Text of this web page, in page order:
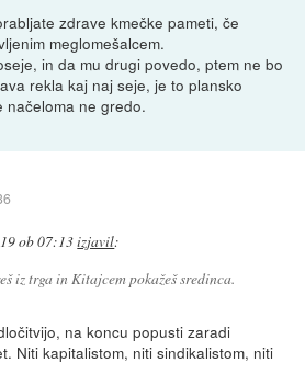
zdrave kmečke pameti, če
meglomešalcem.
in da mu drugi povedo, ptem ne bo
rekla kaj naj seje, je to plansko
načeloma ne gredo.
ob 07:13izjavil:
iz trga in Kitajcem pokažeš sredinca.
na koncu popusti zaradi
Niti kapitalistom, niti sindikalistom, niti